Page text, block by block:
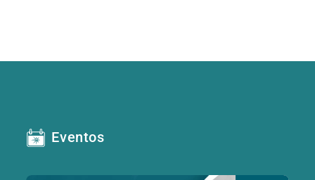
Eventos